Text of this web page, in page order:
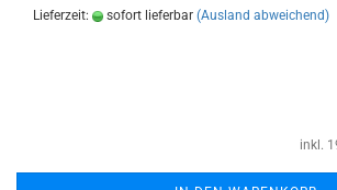
Lieferzeit: sofort lieferbar (Ausland abweichend)
inkl.